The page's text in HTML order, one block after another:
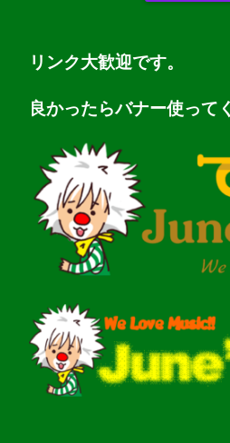
リンク大歓迎です。
良かったらバナー使って